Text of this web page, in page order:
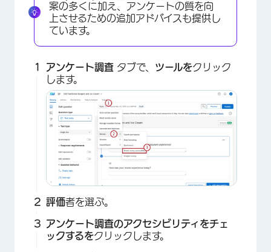
案の多くに加え、アンケートの質を向
上させるための追加アドバイスも提供し
ています。
アンケート調査 タブで、 ツールをクリック
します。
評価者を選ぶ。
アンケート調査のアクセシビリティをチェ
ックするをクリックします。